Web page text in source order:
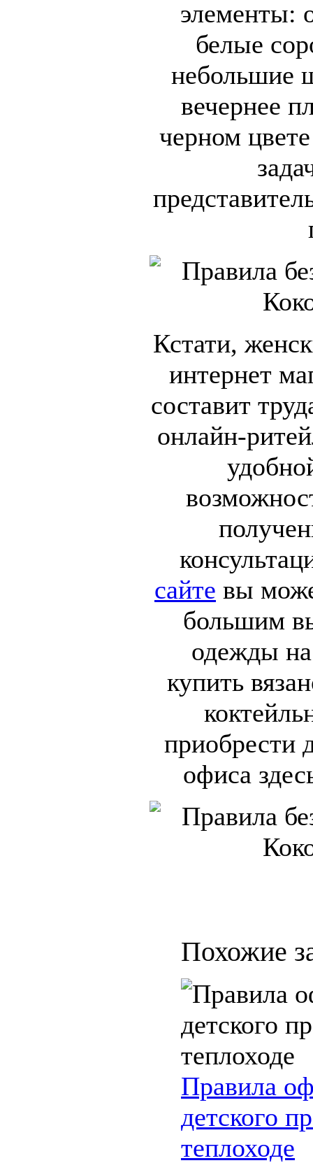
элементы:
белые
небольшие
вечернее
черном
Кстати,
интернет
составит
онлайн-
сайте вы
большим
одежды
купить
приобрести
офиса
Похожие
Правила
детского
теплоходе